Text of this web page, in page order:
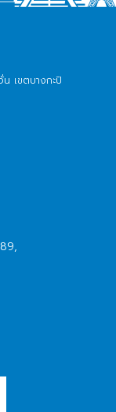
เขตบางกะปิ